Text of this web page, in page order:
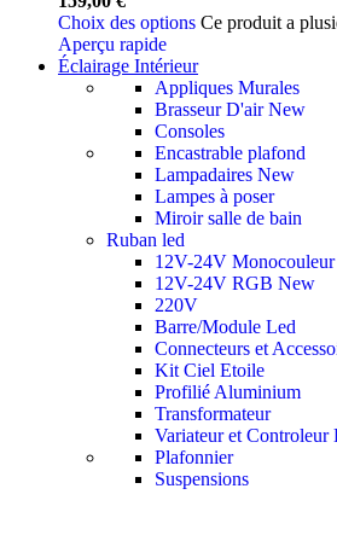
Choix des options Ce produit a
Aperçu rapide
Éclairage Intérieur
Appliques Murales
Brasseur D'airNew
Consoles
Encastrable plafond
Lampadaires New
Lampes à poser
Miroir salle de bain
Ruban led
12V-24V Monocouleur
12V-24V RGB New
220V
Barre/Module Led
Connecteurs et
Kit Ciel Etoile
Profilié Aluminium
Transformateur
Variateur et Controleur
Plafonnier
Suspensions